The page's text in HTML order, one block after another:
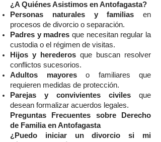
¿A Quiénes Asistimos en Antofagasta?
Personas naturales y familias en
procesos de divorcio o separación.
Padres y madres que necesitan regular la
custodia o el régimen de visitas.
Hijos y herederos que buscan resolver
conflictos sucesorios.
Adultos mayoreso familiares que
requieren medidas de protección.
Parejas y convivientes civiles que
desean formalizar acuerdos legales.
Preguntas Frecuentes sobre Derecho
de Familia en Antofagasta
¿Puedo iniciar un divorcio si mi